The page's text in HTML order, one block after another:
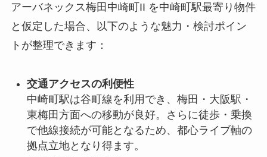
アーバネックス梅田中崎町II を中崎町駅最寄り物件
と仮定した場合、以下のような魅力・検討ポイン
トが整理できます：
交通アクセスの利便性
中崎町駅は谷町線を利用でき、梅田・大阪駅・
東梅田方面への移動が良好。さらに徒歩・乗換
で他線接続が可能となるため、都心ライブ軸の
拠点立地となり得ます。